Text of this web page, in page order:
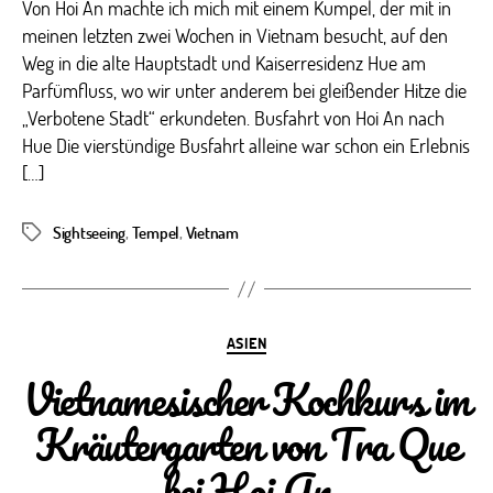
Von Hoi An machte ich mich mit einem Kumpel, der mit in
meinen letzten zwei Wochen in Vietnam besucht, auf den
Weg in die alte Hauptstadt und Kaiserresidenz Hue am
Parfümfluss, wo wir unter anderem bei gleißender Hitze die
„Verbotene Stadt“ erkundeten. Busfahrt von Hoi An nach
Hue Die vierstündige Busfahrt alleine war schon ein Erlebnis
[…]
Schlagwörter
Sightseeing, Tempel, Vietnam
Kategorien
ASIEN
Vietnamesischer Kochkurs im
Kräutergarten von Tra Que